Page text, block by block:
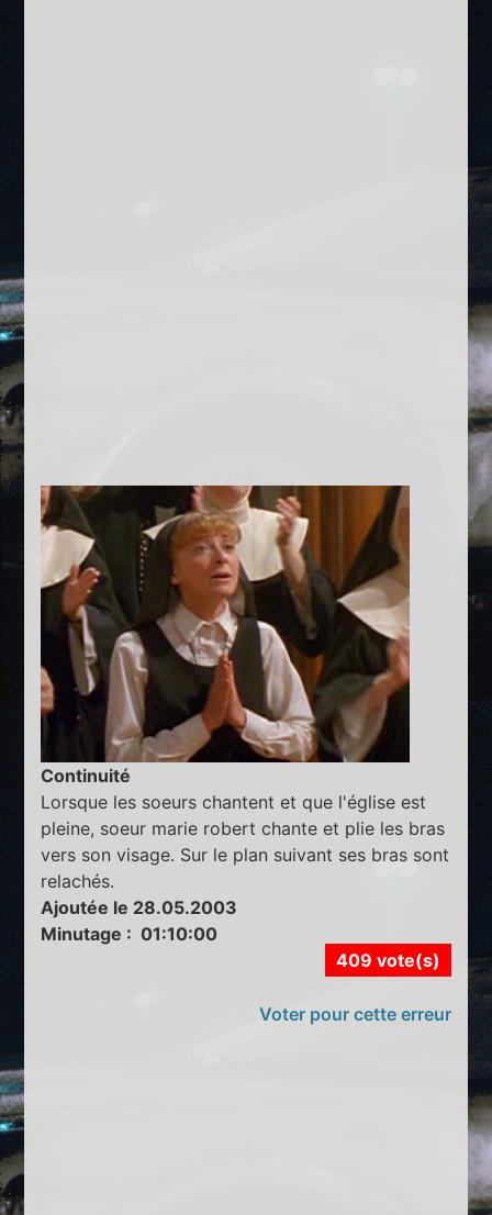
Continuité
Lorsque les soeurs chantent et que l'église est
pleine, soeur marie robert chante et plie les bras
vers son visage. Sur le plan suivant ses bras sont
relachés.
Ajoutée le 28.05.2003
Minutage : 01:10:00
409 vote(s)
Voter pour cette erreur